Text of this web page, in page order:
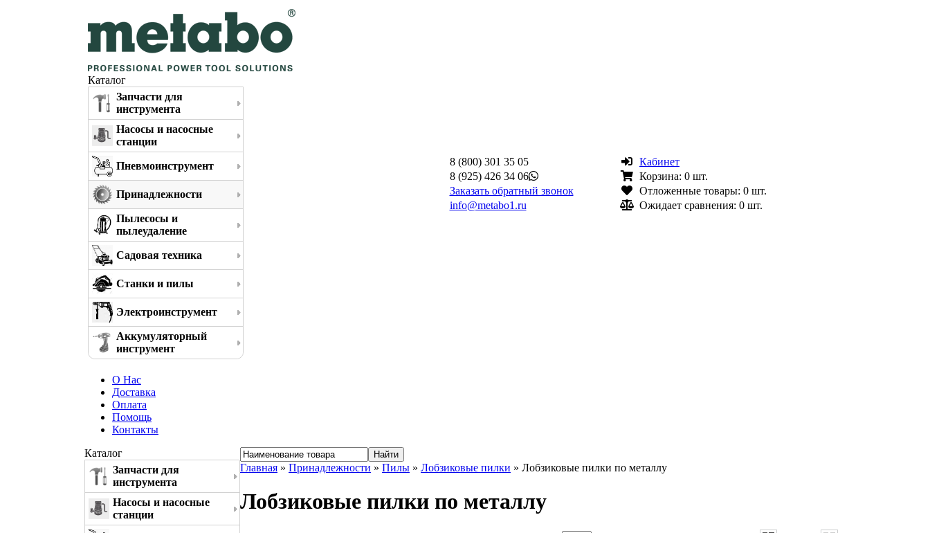
Каталог
Запчасти для
инструмента
Насосы и насосные
станции
Пневмоинструмент
Принадлежности
Пылесосы и
пылеудаление
Садовая техника
Станки и пилы
Электроинструмент
Аккумуляторный
инструмент
8 (800) 301 35 05
8 (925) 426 34 06
Заказать обратный звонок
info@metabo1.ru
Кабинет
Корзина: 0 шт.
Отложенные товары: 0 шт.
Ожидает сравнения: 0 шт.
О Нас
Доставка
Оплата
Помощь
Контакты
Каталог
Запчасти для
инструмента
Насосы и насосные
станции
Главная » Принадлежности » Пилы » Лобзиковые пилки » Лобзиковые пилки по металлу
Лобзиковые пилки по металлу